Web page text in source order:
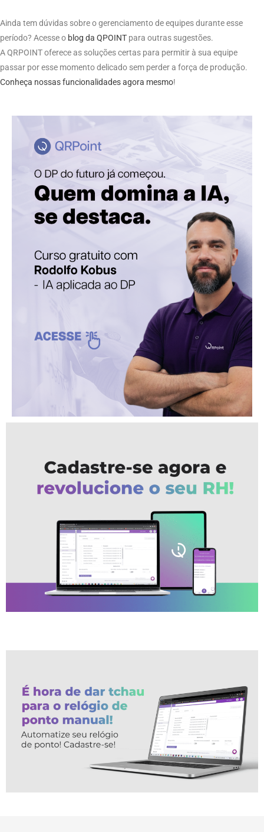
Ainda tem dúvidas sobre o gerenciamento de equipes durante esse
período? Acesse o blog da QPOINT para outras sugestões.
A QRPOINT oferece as soluções certas para permitir à sua equipe
passar por esse momento delicado sem perder a força de produção.
Conheça nossas funcionalidades agora mesmo!